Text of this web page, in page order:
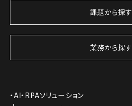
課題から探す
業務から探す
AI・RPAソリューション